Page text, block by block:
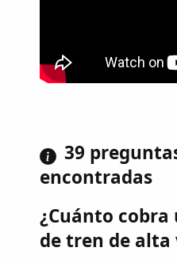
39
encontradas
¿Cuánto
de tren de alta